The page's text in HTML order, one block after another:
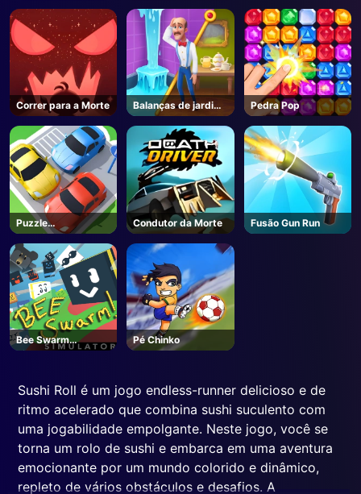
Correr para a Morte
Balanças de jardim
3D
Pedra Pop
Puzzle
Estacionamento 3d
Condutor da Morte Fusão Gun Run
Bee Swarm
Simulator - Roblox
Pé Chinko
Sushi Roll é um jogo endless-runner delicioso e de
ritmo acelerado que combina sushi suculento com
uma jogabilidade empolgante. Neste jogo, você se
torna um rolo de sushi e embarca em uma aventura
emocionante por um mundo colorido e dinâmico,
repleto de vários obstáculos e desafios. A